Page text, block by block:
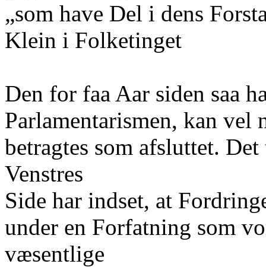
„som have Del i dens
Klein i Folketinget
Den for faa Aar siden saa
Parlamentarismen, kan
betragtes som afsluttet.
Venstres
Side har indset, at
under en Forfatning som
væsentlige